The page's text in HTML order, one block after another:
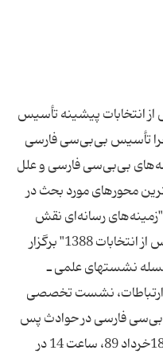
انتخابات پیشینه تأسیس
تأسیس بی‌بی‌سی فارسی
بی‌بی‌سی فارسی و علل
محورهای مورد بحث در
رسانه‌ای نقش
آفرینی بی‌بی‌سی فارسی در حوادث پس از انتخابات 1388" برگزار
نشستهای علمی ـ
نشست تخصصی
فارسی در حوادث پس
از انتخابات 1388" در تاریخ ‌سه‌شنبه 18خرداد 89، ساعت 14 در